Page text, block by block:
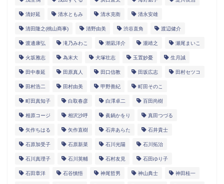
清好延 清水ともみ 清水克衛 清永安雄
清田隆之(桃山商事) 清野由美 渋谷直角 渡辺健介
渡邊康弘 滝乃みわこ 潮凪洋介 瀧靖之 瀬尾まいこ
火坂雅志 為末大 犬塚壮志 玉置妙憂 生月誠
田中泰延 田原真人 田口信教 田坂広志 田村セツコ
田村浩二 田村由美 甲野善紀 町田そのこ
町田真知子 白取春彦 白澤卓二 百田尚樹
相原コージ 相沢沙呼 眞鍋かをり 真田つづる
矢作ちはる 矢作直樹 石井あらた 石井貴士
石原加受子 石原新菜 石川光陽 石川拓治
石川真理子 石川英輔 石村友見 石田ゆり子
石田章洋 石谷慎悟 神尾哲男 神山典士 神田桂一